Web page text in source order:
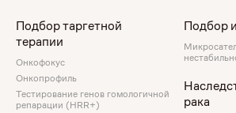
Подбор таргетной
терапии
Онкофокус
Онкопрофиль
Тестирование генов гомологичной
репарации (HRR+)
Подбор
рака